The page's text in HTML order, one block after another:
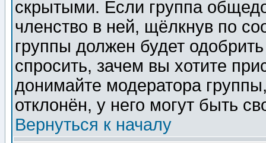
скрытыми. Если группа
членство в ней, щёлкнув по
группы должен будет
спросить, зачем вы хотите
донимайте модератора
отклонён, у него могут быть
Вернуться к началу